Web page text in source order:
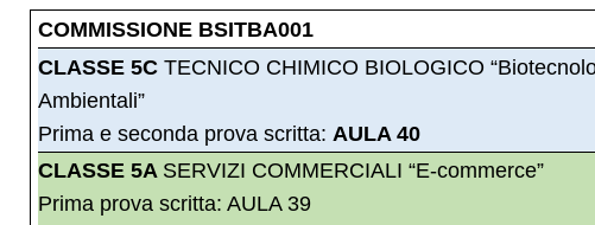
COMMISSIONE BSITBA001
CLASSE 5CTECNICO CHIMICO BIOLOGICO
Ambientali”
Prima e seconda prova scritta: AULA 40
CLASSE 5A SERVIZI COMMERCIALI “E-commerce”
Prima prova scritta: AULA 39